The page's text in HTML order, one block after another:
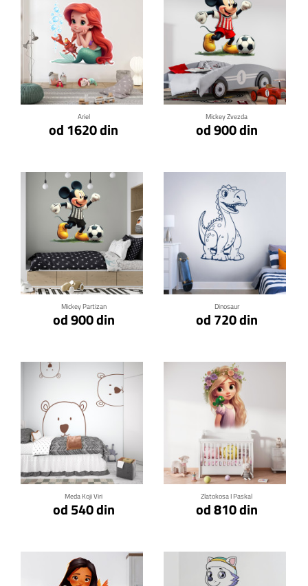
Ariel
od 1620 din
Klikni za detalje
Mickey Zvezda
od 900 din
Klikni za detalje
Mickey Partizan
od 900 din
Klikni za detalje
Dinosaur
od 720 din
Klikni za detalje
Meda Koji Viri
od 540 din
Klikni za detalje
Zlatokosa I Paskal
od 810 din
Klikni za detalje